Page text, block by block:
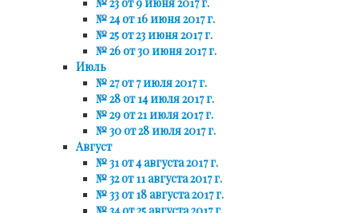
№ 24 от 16 июня 2017 г.
№ 25 от 23 июня 2017 г.
№ 26 от 30 июня 2017 г.
Июль
№ 27 от 7 июля 2017 г.
№ 28 от 14 июля 2017 г.
№ 29 от 21 июля 2017 г.
№ 30 от 28 июля 2017 г.
Август
№ 31 от 4 августа 2017 г.
№ 32 от 11 августа 2017 г.
№ 33 от 18 августа 2017 г.